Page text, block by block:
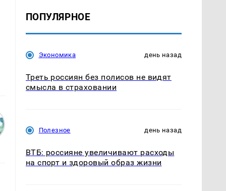
ПОПУЛЯРНОЕ
Экономика день назад
Треть россиян без полисов не видят
смысла в страховании
Полезное день назад
ВТБ: россияне увеличивают расходы
на спорт и здоровый образ жизни